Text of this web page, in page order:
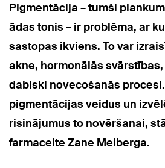
Pigmentācija – tumši
ādas tonis – ir problēma, ar
sastopas ikviens. To var
akne, hormonālās
dabiski novecošanās
pigmentācijas veidus un
risinājumus to novēršanai,
farmaceite Zane Melberga.